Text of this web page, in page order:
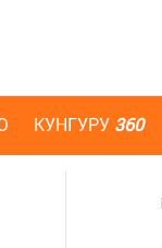
КУНГУРУ 360